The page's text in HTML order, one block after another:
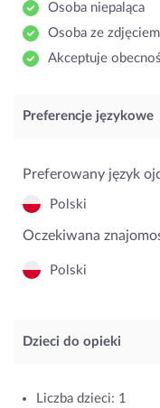
Osoba niepaląca
Osoba ze zdjęciem
Akceptuje
Preferencje językowe
Preferowany język
Polski
Oczekiwana
Polski
Dzieci do opieki
Liczba dzieci: 1